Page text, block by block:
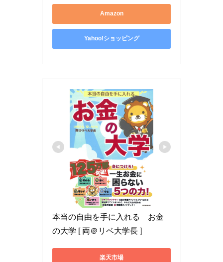
Amazon
Yahoo!ショッピング
本当の自由を手に入れる　お金
の大学 [ 両＠リベ大学長 ]
楽天市場